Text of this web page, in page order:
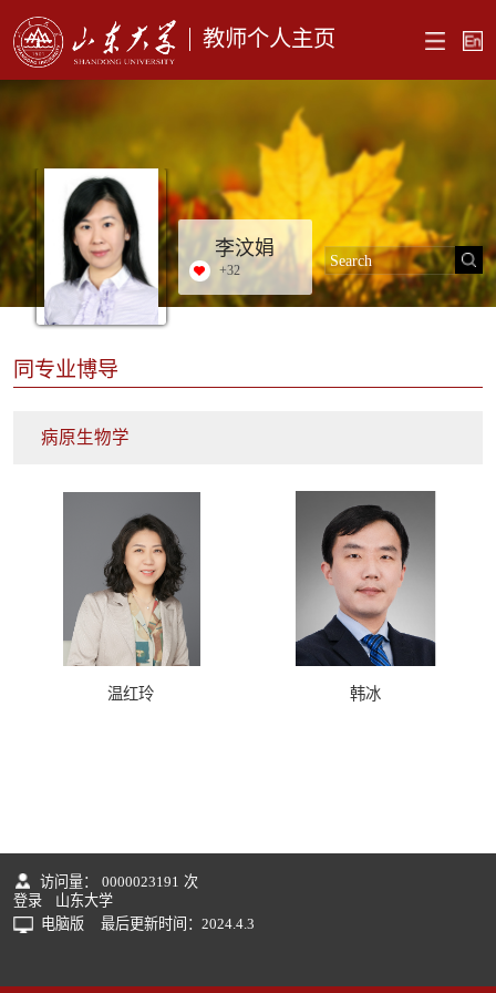
教师个人主页
李汶娟
+32
同专业博导
病原生物学
温红玲 韩冰
访问量： 0000023191 次
登录
山东大学
电脑版
最后更新时间： 2024.4.3